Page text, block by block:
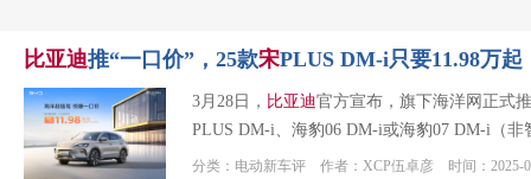
比亚迪推“一口价”，25款宋PLUS DM-i只要11.98万起
3月28日， 比亚迪官方宣布，旗下海洋网正式
PLUS DM-i、海豹06 DM-i或海豹07 DM-i（
分类：电动新车评 作者：XCP伍卓彦 时间：2025-